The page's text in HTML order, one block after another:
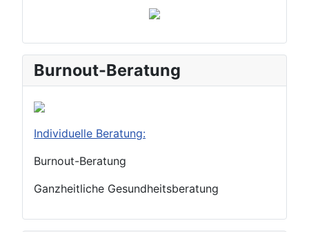
Burnout-Beratung
Individuelle Beratung:
Burnout-Beratung
Ganzheitliche Gesundheitsberatung